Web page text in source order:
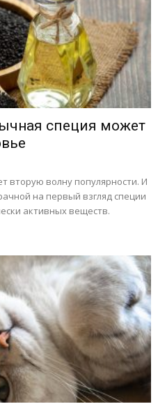
специя может
вторую волну популярности. И
на первый взгляд специи
активных веществ.